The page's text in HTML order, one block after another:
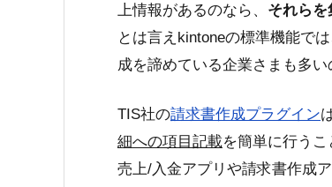
上情報があるのなら、 それら
とは言えkintoneの標準機能で
成を諦めている企業さまも多
TIS社の請求書作成プラグイン
細への項目記載を簡単に行うこ
売上/入金アプリや請求書作成